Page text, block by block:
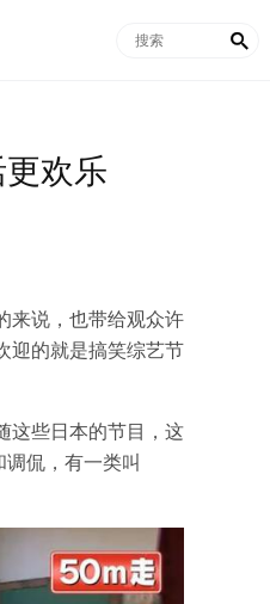

欢乐
来说，也带给观众许
迎的就是搞笑综艺节
这些日本的节目，这
侃，有一类叫